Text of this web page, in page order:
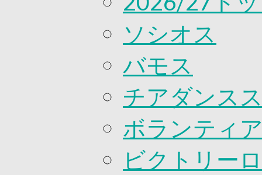
ソシオス
バモス
チアダンス
ボランティ
ビクトリー